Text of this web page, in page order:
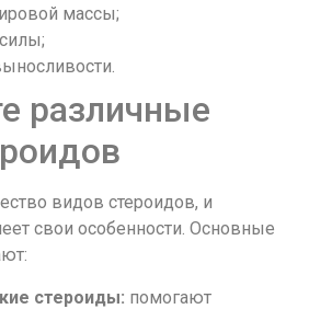
массы;
различные
видов стероидов, и
свои особенности. Основные
стероиды: помогают